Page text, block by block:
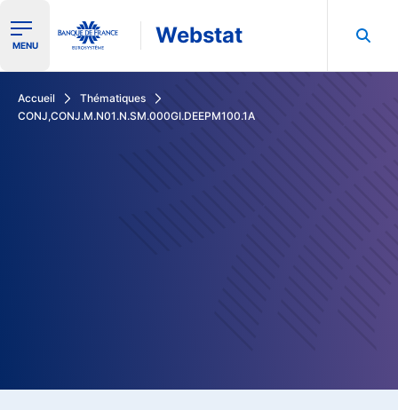
Ouvrir le menu de navigation
MENU Webstat
Accueil
Thématiques
CONJ,CONJ.M.N01.N.SM.000GI.DEEPM100.1A